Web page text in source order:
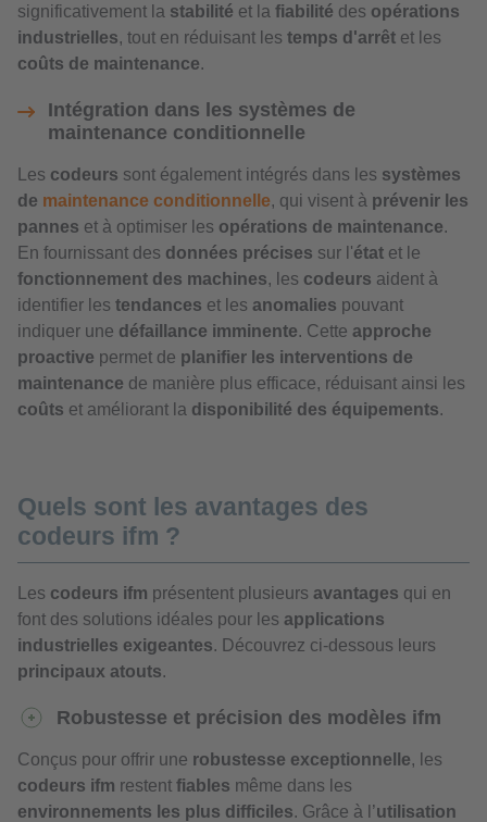
significativement la stabilité et la fiabilité des opérations
industrielles, tout en réduisant les temps d'arrêt et les
coûts de maintenance.
Intégration dans les systèmes de
maintenance conditionnelle
Les codeurs sont également intégrés dans les systèmes
de maintenance conditionnelle, qui visent à prévenir les
pannes et à optimiser les opérations de maintenance.
En fournissant des données précises sur l'état et le
fonctionnement des machines, les codeurs aident à
identifier les tendances et les anomalies pouvant
indiquer une défaillance imminente. Cette approche
proactive permet de planifier les interventions de
maintenance de manière plus efficace, réduisant ainsi les
coûts et améliorant la disponibilité des équipements.
Quels sont les avantages des
codeurs ifm ?
Les codeurs ifm présentent plusieurs avantages qui en
font des solutions idéales pour les applications
industrielles exigeantes. Découvrez ci-dessous leurs
principaux atouts.
Robustesse et précision des modèles ifm
Conçus pour offrir une robustesse exceptionnelle, les
codeurs ifm restent fiables même dans les
environnements les plus difficiles. Grâce à l’utilisation